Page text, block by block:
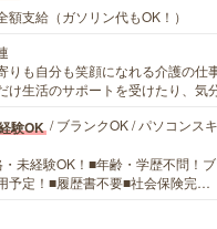
額支給（ガソリン代もOK！）
りも自分も笑顔になれる介護の仕
け生活のサポートを受けたり、気
験OK / ブランクOK / パソコンス
未経験OK！■年齢・学歴不問！
予定！■履歴書不要■社会保険完…